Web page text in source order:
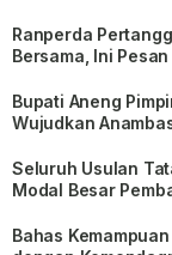
Ranperda
Bersama, Ini
Bupati Aneng
Wujudkan
Seluruh Usulan
Modal Besar
Bahas